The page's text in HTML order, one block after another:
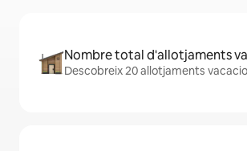
Nombre total d'allotjaments
Descobreix 20 allotjaments